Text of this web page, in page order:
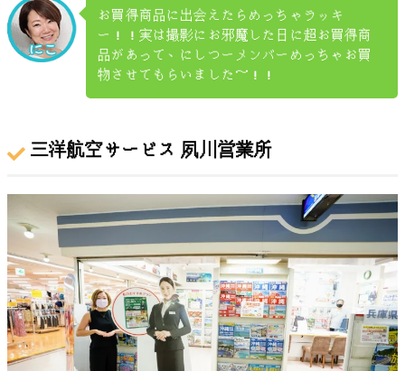
お買得商品に出会えたらめっちゃラッキ
ー！！実は撮影にお邪魔した日に超お買得商
品があって、にしつーメンバーめっちゃお買
物させてもらいました～！！
三洋航空サービス 夙川営業所